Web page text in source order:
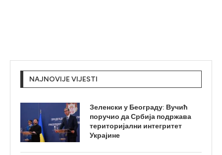
NAJNOVIJE VIJESTI
Зеленски у Београду: Вучић
поручио да Србија подржава
територијални интегритет
Украјине